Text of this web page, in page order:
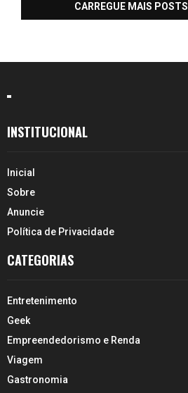
CARREGUE MAIS POSTS
INSTITUCIONAL
Inicial
Sobre
Anuncie
Política de Privacidade
CATEGORIAS
Entretenimento
Geek
Empreendedorismo e Renda
Viagem
Gastronomia